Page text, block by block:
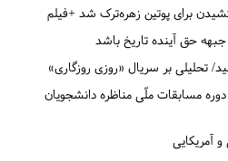
برای پوتین زهره‌ترک شد +فیلم
حق آینده تاریخ باشد
تحلیلی بر سریال «روزی روزگاری»
مسابقات ملّی مناظره دانشجویان
آمریکایی